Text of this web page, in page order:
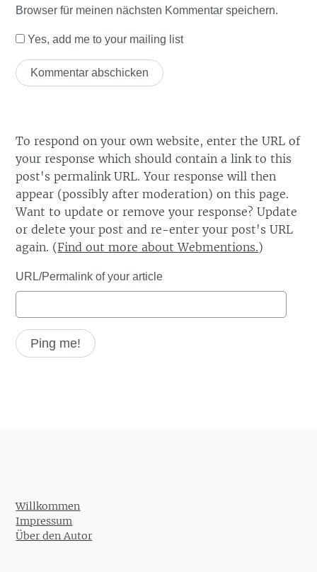
Browser für meinen nächsten Kommentar speichern.
Yes, add me to your mailing list
To respond on your own website, enter the URL of
your response which should contain a link to this
post's permalink URL. Your response will then
appear (possibly after moderation) on this page.
Want to update or remove your response? Update
or delete your post and re-enter your post's URL
again. (Find out more about Webmentions.)
URL/Permalink of your article
Willkommen
Impressum
Über den Autor